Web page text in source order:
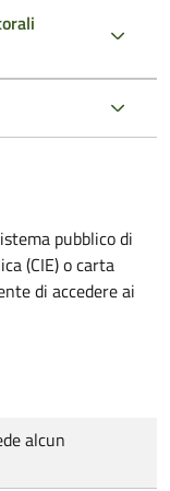
pubblico di
(CIE) o carta
di accedere ai
alcun